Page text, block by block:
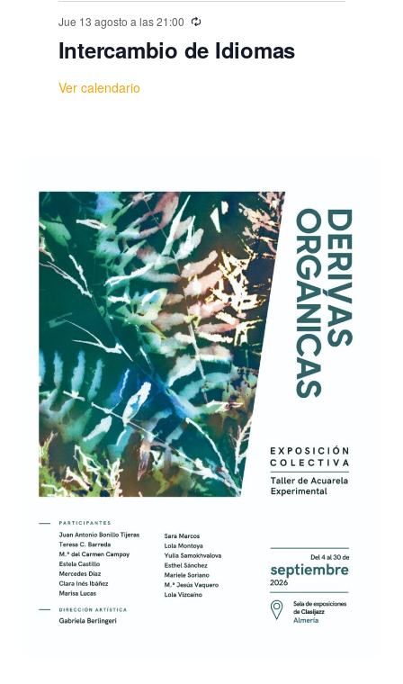
Jue 13 agosto a las 21:00
Intercambio de Idiomas
Ver calendario